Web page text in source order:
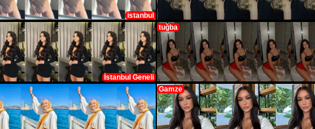
istanbul
İstanbul Geneli
tuğba
Gamze